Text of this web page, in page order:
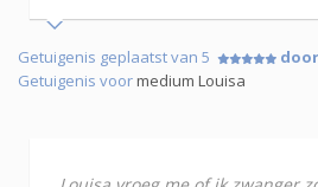
Getuigenis geplaatst van 5
Getuigenis voormedium Louisa